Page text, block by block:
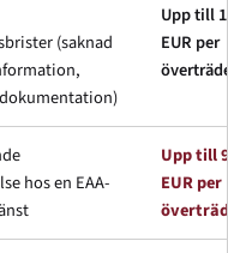
(saknad
Upp till
EUR per
hos en EAA-
Upp till
EUR per